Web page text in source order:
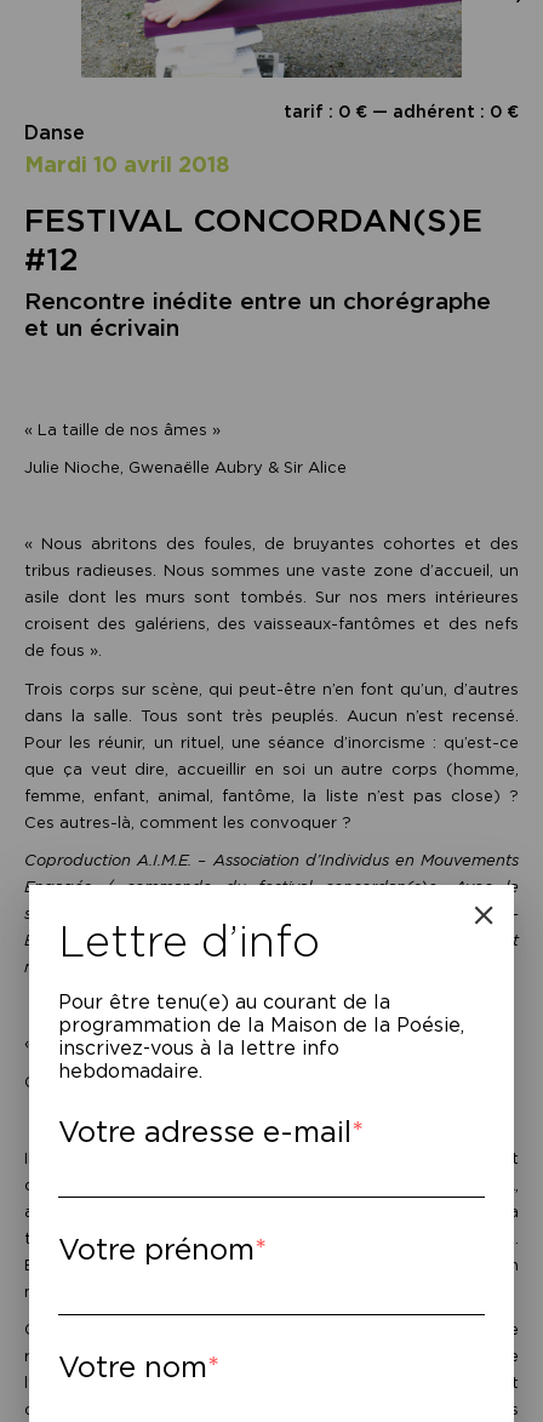
tarif : 0 € — adhérent : 0 €
Danse
mardi 10 avril 2018
FESTIVAL CONCORDAN(S)E
#12
Rencontre inédite entre un chorégraphe
et un écrivain
« La taille de nos âmes »
Julie Nioche, Gwenaëlle Aubry & Sir Alice
« Nous abritons des foules, de bruyantes cohortes et des
tribus radieuses. Nous sommes une vaste zone d’accueil, un
asile dont les murs sont tombés. Sur nos mers intérieures
croisent des galériens, des vaisseaux-fantômes et des nefs
de fous ».
Trois corps sur scène, qui peut-être n’en font qu’un, d’autres
dans la salle. Tous sont très peuplés. Aucun n’est recensé.
Pour les réunir, un rituel, une séance d’inorcisme : qu’est-ce
que ça veut dire, accueillir en soi un autre corps (homme,
femme, enfant, animal, fantôme, la liste n’est pas close) ?
Ces autres-là, comment les convoquer ?
Coproduction A.I.M.E. – Association d’Individus en Mouvements
Engagés / commande du festival concordan(s)e. Avec le
soutien du Théâtre Paul Eluard, scène conventionnée danse –
Bezons, du Théâtre Brétigny, Scène conventionnée d’intérêt
national et du Grand R, scène nationale – La Roche-sur-Yon.
« Vous ne comprenez rien à la Lune »
Orin Camus & Alice Zeniter
Ils sont douze à avoir posé le pied sur la Lune. La plupart
d’entre eux ont ensuite continué leur carrière à la NASA,
auréolés de cette gloire si particulière. Mais Buzz Aldrin a
traversé de longues années de dépression et d’alcoolisme.
Edgar Mitchell et James Irwin ont sombré dans un
mysticisme qui confine à la folie. Que s’est-il passé là-haut ?
Orin Camus et Alice Zeniter explorent ce que peut être le
rapport des astronautes à la Lune, à cette immensité de
l’espace qui ne vient qu’après des années de répétitions et
de confinement. Ils se demandent ce qu’on peut faire après
Lettre d’info
Pour être tenu(e) au courant de la
programmation de la Maison de la Poésie,
inscrivez-vous à la lettre info
hebdomadaire.
Votre adresse e-mail
Votre prénom
Votre nom